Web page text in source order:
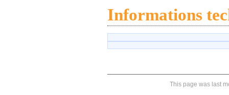
Informations
This page was last